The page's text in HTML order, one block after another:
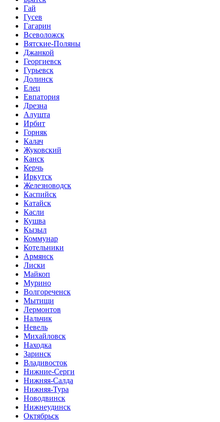
Гай
Гусев
Гагарин
Всеволожск
Вятские-Поляны
Джанкой
Георгиевск
Гурьевск
Долинск
Елец
Евпатория
Дрезна
Алушта
Ирбит
Горняк
Калач
Жуковский
Канск
Керчь
Иркутск
Железноводск
Каспийск
Катайск
Касли
Кушва
Кызыл
Коммунар
Котельники
Армянск
Лиски
Майкоп
Мурино
Волгореченск
Мытищи
Лермонтов
Нальчик
Невель
Михайловск
Находка
Заринск
Владивосток
Нижние-Серги
Нижняя-Салда
Нижняя-Тура
Новодвинск
Нижнеудинск
Октябрьск